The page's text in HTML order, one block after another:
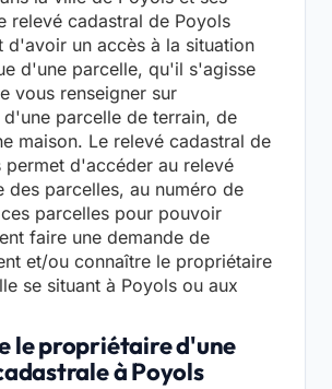
relevé cadastral de Poyols
d'avoir un accès à la situation
d'une parcelle, qu'il s'agisse
vous renseigner sur
parcelle de terrain, de
maison. Le relevé cadastral de
permet d'accéder au relevé
des parcelles, au numéro de
parcelles pour pouvoir
faire une demande de
et/ou connaître le propriétaire
se situant à Poyols ou aux
le propriétaire d'une
à Poyols